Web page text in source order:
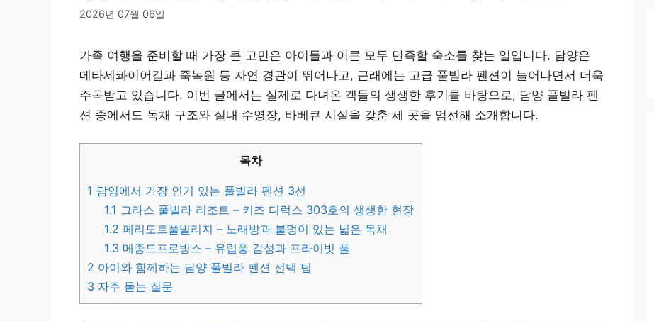
2026년 07월 06일
가족 여행을 준비할 때 가장 큰 고민은 아이들과 어른 모두 만족할 숙소를 찾는 일입니다. 담양은
메타세콰이어길과 죽녹원 등 자연 경관이 뛰어나고, 근래에는 고급 풀빌라 펜션이 늘어나면서 더욱
주목받고 있습니다. 이번 글에서는 실제로 다녀온 객들의 생생한 후기를 바탕으로, 담양 풀빌라 펜
션 중에서도 독채 구조와 실내 수영장, 바베큐 시설을 갖춘 세 곳을 엄선해 소개합니다.
목차
1 담양에서 가장 인기 있는 풀빌라 펜션 3선
1.1 그라스 풀빌라 리조트 – 키즈 디럭스 303호의 생생한 현장
1.2 페리도트풀빌리지 – 노래방과 불멍이 있는 넓은 독채
1.3 메종드프로방스 – 유럽풍 감성과 프라이빗 풀
2 아이와 함께하는 담양 풀빌라 펜션 선택 팁
3 자주 묻는 질문